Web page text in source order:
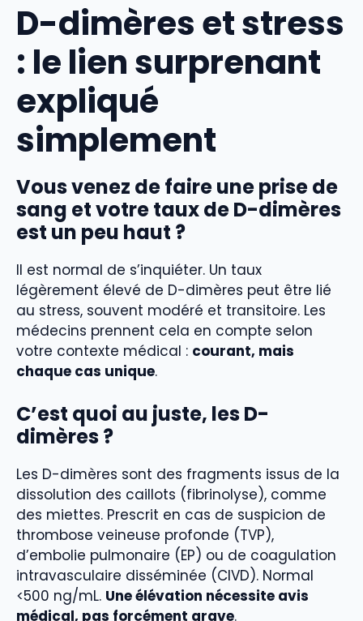
D-dimères et stress
: le lien surprenant
expliqué
simplement
Vous venez de faire une prise de
sang et votre taux de D-dimères
est un peu haut ?
Il est normal de s’inquiéter. Un taux
légèrement élevé de D-dimères peut être lié
au stress, souvent modéré et transitoire. Les
médecins prennent cela en compte selon
votre contexte médical : courant, mais
chaque cas unique.
C’est quoi au juste, les D-
dimères ?
Les D-dimères sont des fragments issus de la
dissolution des caillots (fibrinolyse), comme
des miettes. Prescrit en cas de suspicion de
thrombose veineuse profonde (TVP),
d’embolie pulmonaire (EP) ou de coagulation
intravasculaire disséminée (CIVD). Normal
<500 ng/mL. Une élévation nécessite avis
médical, pas forcément grave.